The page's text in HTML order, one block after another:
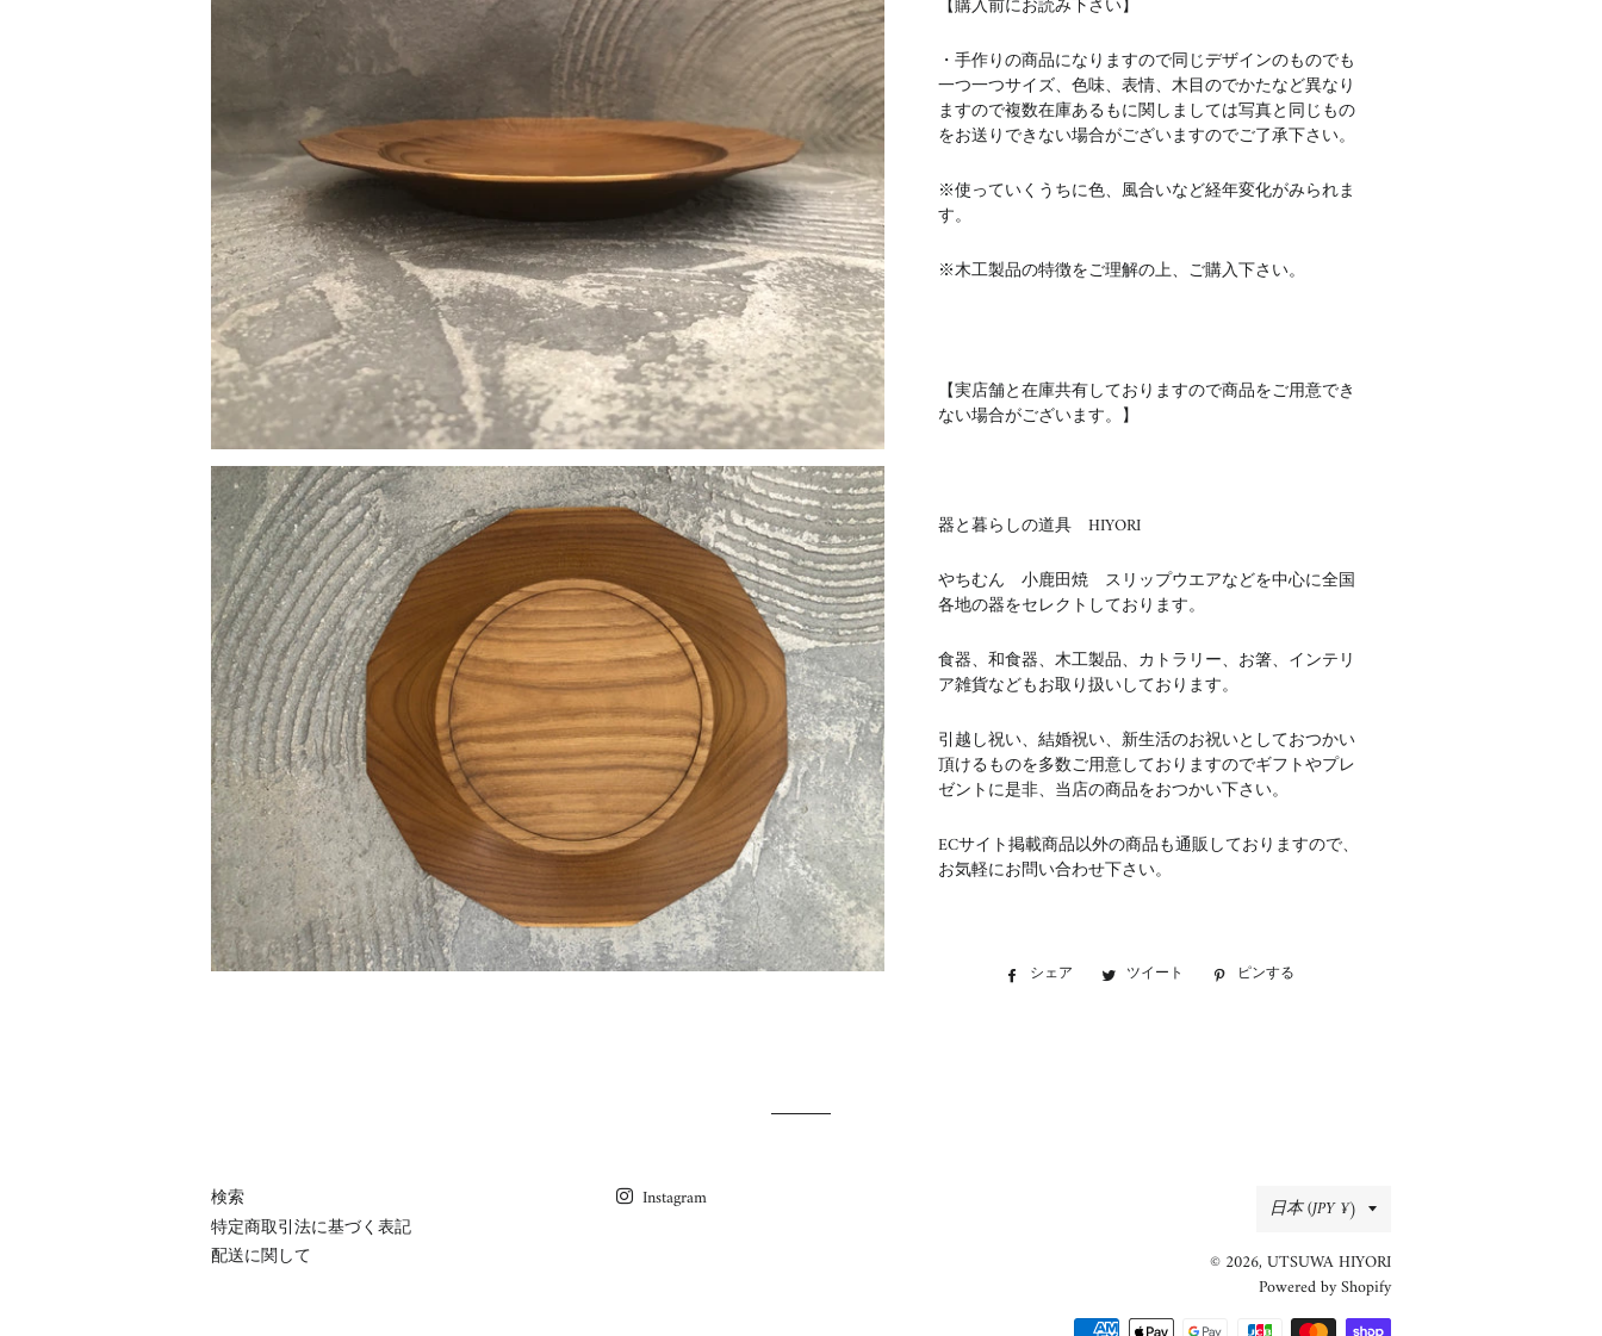
【購入前にお読み下さい】
・手作りの商品になりますので同じデザインのものでも
一つ一つサイズ、色味、表情、木目のでかたなど異なり
ますので複数在庫あるもに関しましては写真と同じもの
をお送りできない場合がございますのでご了承下さい。
※使っていくうちに色、風合いなど経年変化がみられま
す。
※木工製品の特徴をご理解の上、ご購入下さい。
【実店舗と在庫共有しておりますので商品をご用意でき
ない場合がございます。】
器と暮らしの道具 HIYORI
やちむん 小鹿田焼 スリップウエアなどを中心に全国
各地の器をセレクトしております。
食器、和食器、木工製品、カトラリー、お箸、インテリ
ア雑貨などもお取り扱いしております。
引越し祝い、結婚祝い、新生活のお祝いとしておつかい
頂けるものを多数ご用意しておりますのでギフトやプレ
ゼントに是非、当店の商品をおつかい下さい。
ECサイト掲載商品以外の商品も通販しておりますので、
お気軽にお問い合わせ下さい。
シェア
Facebookツイート
Twitter ピンする
検索
特定商取引法に基づく表記
配送に関して
Instagram 国/
地
域
日本 (JPY ¥)
© 2026, UTSUWA HIYORI
Powered by Shopify